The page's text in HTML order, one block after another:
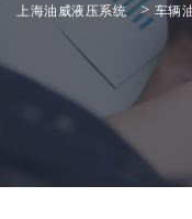
上海油威液压系统 > 车辆